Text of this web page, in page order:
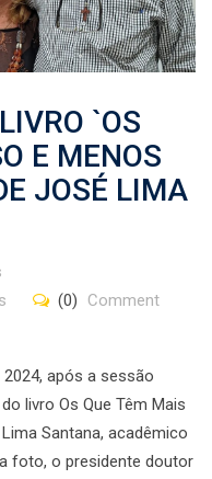
`OS
E MENOS
JOSÉ LIMA
(0) Comment
após a sessão
livro Os Que Têm Mais
Santana, acadêmico
foto, o presidente doutor